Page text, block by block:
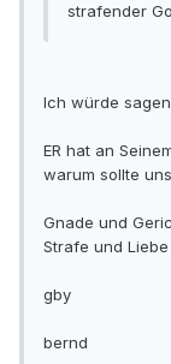
strafender
Ich würde
ER hat an
warum sollte
Gnade und
Strafe und
gby
bernd